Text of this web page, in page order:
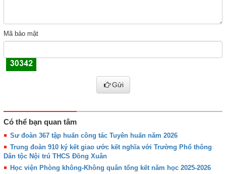
Mã bảo mật
Gửi
Có thể bạn quan tâm
Sư đoàn 367 tập huấn công tác Tuyên huấn năm 2026
Trung đoàn 910 ký kết giao ước kết nghĩa với Trường Phổ thông
Dân tộc Nội trú THCS Đồng Xuân
Học viện Phòng không-Không quân tổng kết năm học 2025-2026